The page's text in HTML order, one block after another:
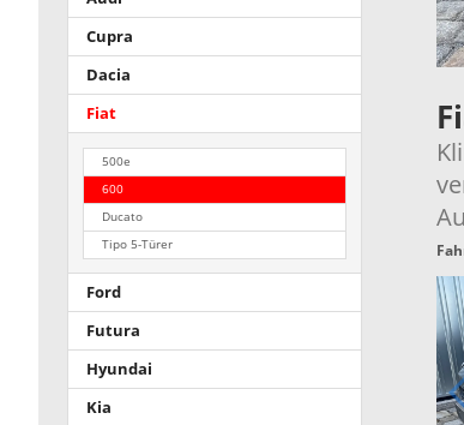
Cupra
Dacia
Fiat
500e
600
Ducato
Tipo 5-Türer
Ford
Futura
Hyundai
Kia